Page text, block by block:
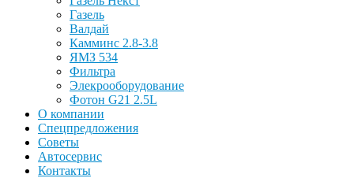
Газель
Валдай
Камминс 2.8-3.8
ЯМЗ 534
Фильтра
Элекрооборудование
Фотон G21 2.5L
О компании
Спецпредложения
Советы
Автосервис
Контакты